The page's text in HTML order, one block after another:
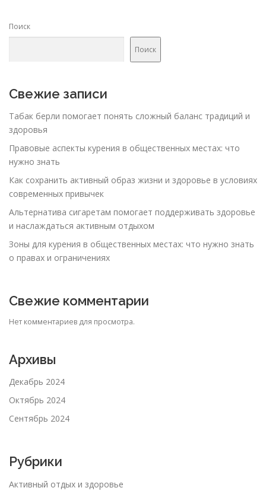
Поиск
Поиск
Свежие записи
Табак берли помогает понять сложный баланс традиций и
здоровья
Правовые аспекты курения в общественных местах: что
нужно знать
Как сохранить активный образ жизни и здоровье в условиях
современных привычек
Альтернатива сигаретам помогает поддерживать здоровье
и наслаждаться активным отдыхом
Зоны для курения в общественных местах: что нужно знать
о правах и ограничениях
Свежие комментарии
Нет комментариев для просмотра.
Архивы
Декабрь 2024
Октябрь 2024
Сентябрь 2024
Рубрики
Активный отдых и здоровье